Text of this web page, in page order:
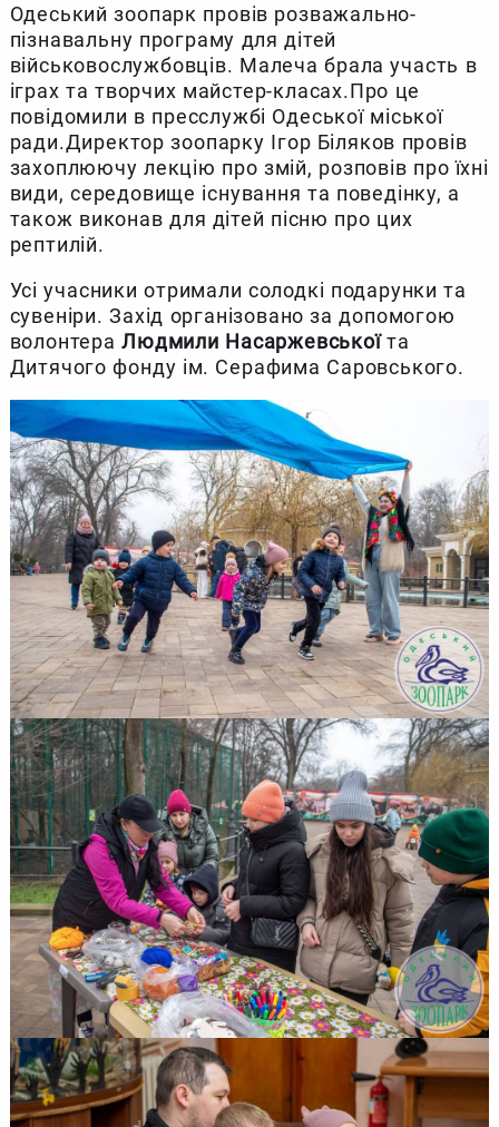
Одеський зоопарк провів розважально-
пізнавальну програму для дітей
військовослужбовців. Малеча брала участь в
іграх та творчих майстер-класах.Про це
повідомили в пресслужбі Одеської міської
ради.Директор зоопарку Ігор Біляков провів
захоплюючу лекцію про змій, розповів про їхні
види, середовище існування та поведінку, а
також виконав для дітей пісню про цих
рептилій.
Усі учасники отримали солодкі подарунки та
сувеніри. Захід організовано за допомогою
волонтераЛюдмили Насаржевськоїта
Дитячого фонду ім. Серафима Саровського.